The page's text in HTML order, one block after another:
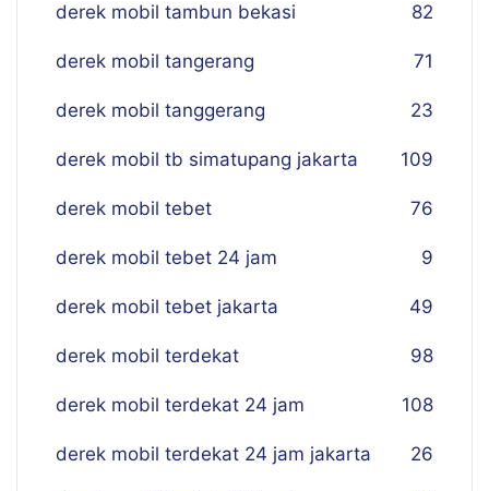
derek mobil tambun bekasi 82
derek mobil tangerang 71
derek mobil tanggerang 23
derek mobil tb simatupang jakarta 109
derek mobil tebet 76
derek mobil tebet 24 jam 9
derek mobil tebet jakarta 49
derek mobil terdekat 98
derek mobil terdekat 24 jam 108
derek mobil terdekat 24 jam jakarta 26